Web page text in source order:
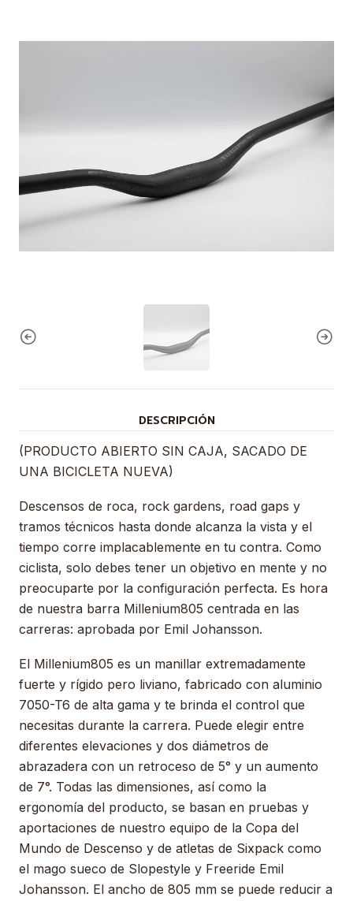
DESCRIPCIÓN
(PRODUCTO ABIERTO SIN CAJA, SACADO DE
UNA BICICLETA NUEVA)
Descensos de roca, rock gardens, road gaps y
tramos técnicos hasta donde alcanza la vista y el
tiempo corre implacablemente en tu contra. Como
ciclista, solo debes tener un objetivo en mente y no
preocuparte por la configuración perfecta. Es hora
de nuestra barra Millenium805 centrada en las
carreras: aprobada por Emil Johansson.
El Millenium805 es un manillar extremadamente
fuerte y rígido pero liviano, fabricado con aluminio
7050-T6 de alta gama y te brinda el control que
necesitas durante la carrera. Puede elegir entre
diferentes elevaciones y dos diámetros de
abrazadera con un retroceso de 5° y un aumento
de 7°. Todas las dimensiones, así como la
ergonomía del producto, se basan en pruebas y
aportaciones de nuestro equipo de la Copa del
Mundo de Descenso y de atletas de Sixpack como
el mago sueco de Slopestyle y Freeride Emil
Johansson. El ancho de 805 mm se puede reducir a